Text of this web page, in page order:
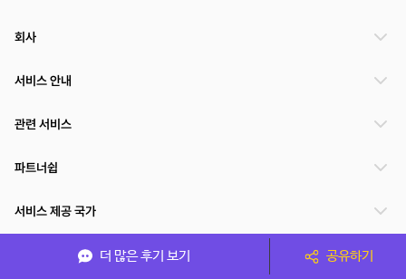
더 많은 후기 보기 공유하기
회사
서비스 안내
관련 서비스
파트너쉽
서비스 제공 국가